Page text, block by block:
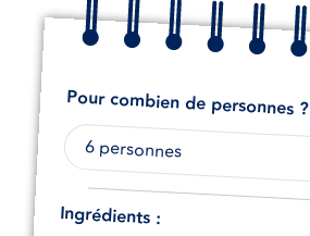
Pour combien de personnes ?
Ingrédients :